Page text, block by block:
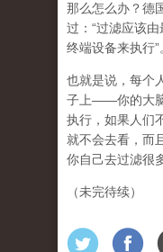
那么怎么办？德
过：“过滤应该
终端设备来执行”
也就是说，每个
子上——你的大
执行，如果人们
就不会去看，而
你自己去过滤很
（未完待续）